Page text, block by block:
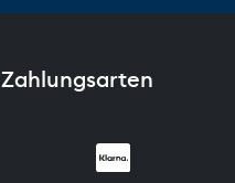
Zahlungsarten